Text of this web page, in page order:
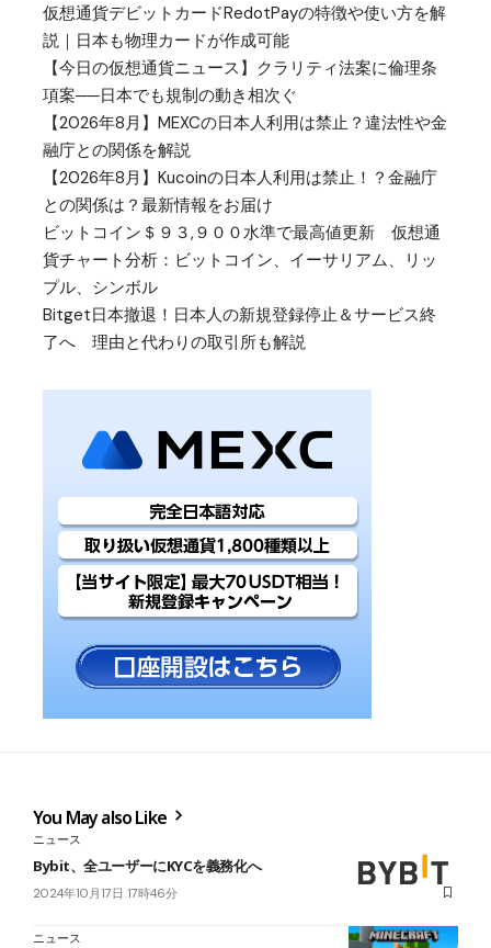
仮想通貨デビットカードRedotPayの特徴や使い方を解
説｜日本も物理カードが作成可能
【今日の仮想通貨ニュース】クラリティ法案に倫理条
項案──日本でも規制の動き相次ぐ
【2026年8月】MEXCの日本人利用は禁止？違法性や金
融庁との関係を解説
【2026年8月】Kucoinの日本人利用は禁止！？金融庁
との関係は？最新情報をお届け
ビットコイン＄９３,９００水準で最高値更新 仮想通
貨チャート分析：ビットコイン、イーサリアム、リッ
プル、シンボル
Bitget日本撤退！日本人の新規登録停止＆サービス終
了へ 理由と代わりの取引所も解説
You May also Like
ニュース
Bybit、全ユーザーにKYCを義務化へ
2024年10月17日 17時46分
ニュース